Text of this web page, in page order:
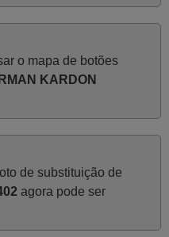
Junho 2025
PORTUGAL
o mapa de botões
KARDON
de substituição de
agora pode ser